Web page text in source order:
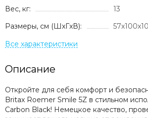
Вес, кг:
13
Размеры, см (ШxГxВ):
Описание
Откройте для себя комфорт и
Britax Roemer Smile 5Z в стильном
Carbon Black! Немецкое качество,